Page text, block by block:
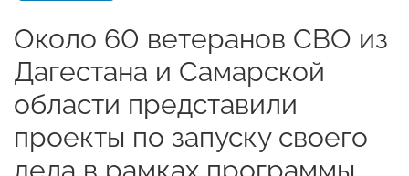
Около 60 ветеранов СВО из
Дагестана и Самарской
области представили
проекты по запуску своего